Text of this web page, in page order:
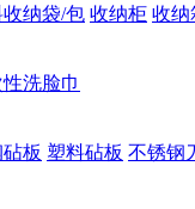
收纳袋/包 收纳柜 收纳
洗脸巾
板 塑料砧板 不锈钢